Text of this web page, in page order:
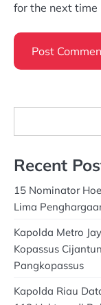
for the next time
Recent
15 Nominator
Lima
Kapolda Metro
Kopassus
Pangkopassus
Kapolda Riau